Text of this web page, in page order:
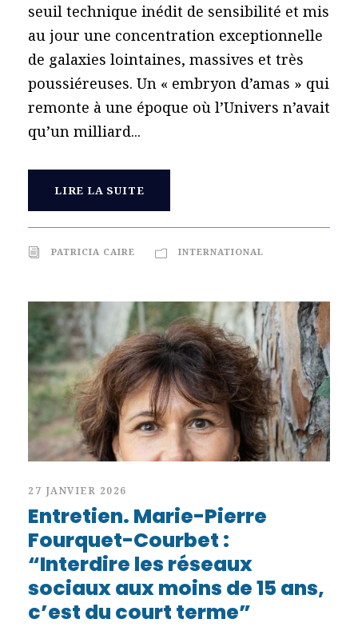
seuil technique inédit de sensibilité et mis
au jour une concentration exceptionnelle
de galaxies lointaines, massives et très
poussiéreuses. Un « embryon d’amas » qui
remonte à une époque où l’Univers n’avait
qu’un milliard...
LIRE LA SUITE
PATRICIA CAIRE INTERNATIONAL
27 JANVIER 2026
Entretien. Marie-Pierre
Fourquet-Courbet :
“Interdire les réseaux
sociaux aux moins de 15 ans,
c’est du court terme”